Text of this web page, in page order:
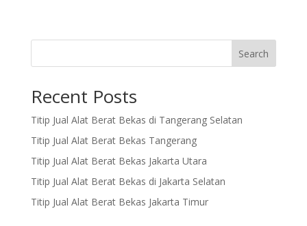
Search
Recent Posts
Titip Jual Alat Berat Bekas di Tangerang Selatan
Titip Jual Alat Berat Bekas Tangerang
Titip Jual Alat Berat Bekas Jakarta Utara
Titip Jual Alat Berat Bekas di Jakarta Selatan
Titip Jual Alat Berat Bekas Jakarta Timur